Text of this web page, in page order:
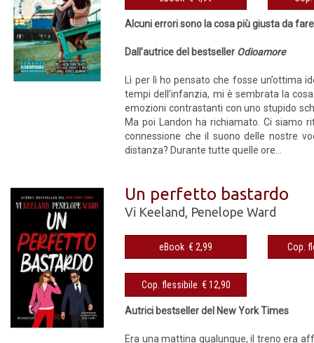
Alcuni errori sono la cosa più giusta da fare
Dall’autrice del bestseller Odioamore
Lì per lì ho pensato che fosse un’ottima
tempi dell’infanzia, mi è sembrata la
emozioni contrastanti con uno stupido
Ma poi Landon ha richiamato. Ci siamo
connessione che il suono delle nostre
distanza? Durante tutte quelle ore...
Un perfetto bastardo
Vi Keeland Penelope Ward
eBook € 2,99
Cop. flessibile € 12,90
Autrici bestseller del New York Times
Era una mattina qualunque, il treno era